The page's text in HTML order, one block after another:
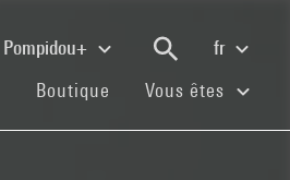
Pompidou+
fr
(current)
Boutique (current)
Vous êtes